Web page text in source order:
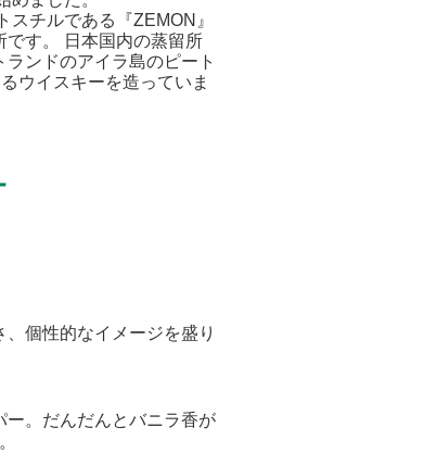
チルである『ZEMON』
です。 日本国内の蒸留所
ンドのアイラ島のピート
ウイスキーを造っていま
個性的なイメージを盛り
ー。だんだんとバニラ香が